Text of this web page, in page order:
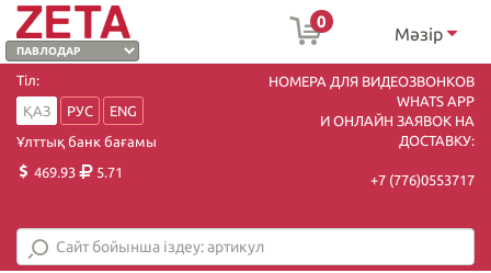
0
Мәзір
Тіл:
ҚАЗ
РУС
ENG
Ұлттық банк бағамы
469.93
5.71
НОМЕРА ДЛЯ ВИДЕОЗВОНКОВ
WHATS APP
И ОНЛАЙН ЗАЯВОК НА
ДОСТАВКУ:
+7 (776)0553717